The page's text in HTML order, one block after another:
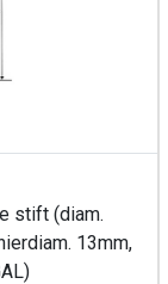
stift (diam.
13mm,